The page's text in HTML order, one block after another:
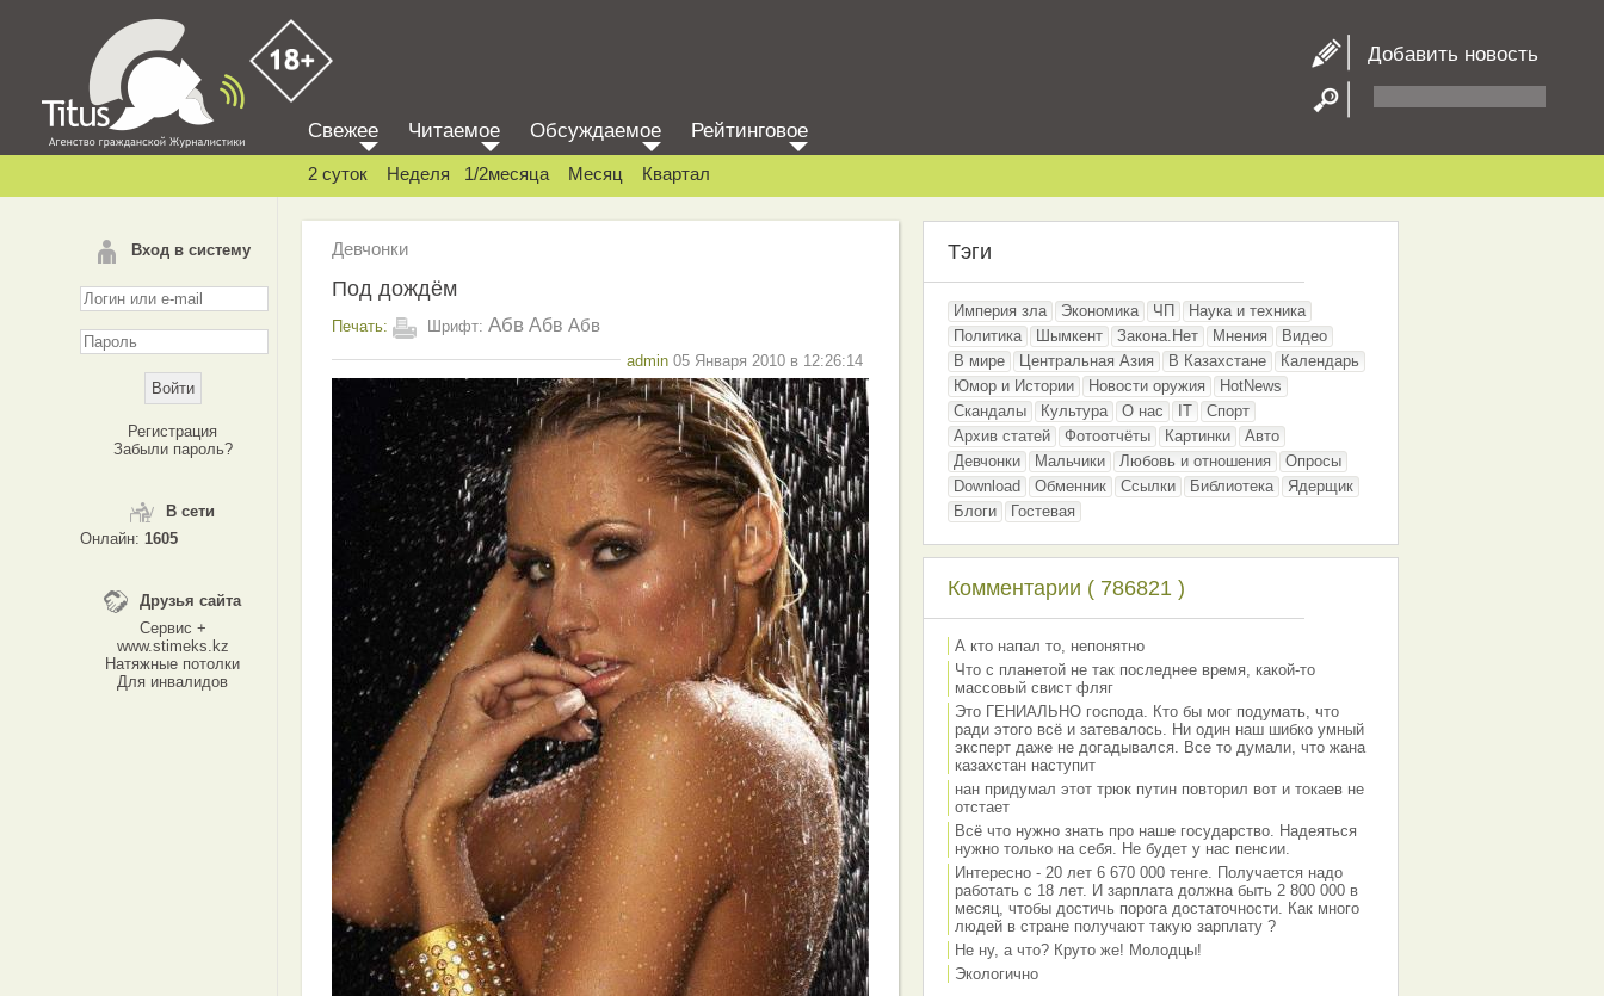
Добавить новость
Вход в систему
Регистрация
Забыли пароль?
В сети
Онлайн: 1605
Друзья сайта
Сервис +
www.stimeks.kz
Натяжные потолки
Для инвалидов
Свежее Читаемое Обсуждаемое Рейтинговое
2 суток Неделя 1/2месяца Месяц Квартал
Девчонки
Под дождём
Печать: Шрифт: Абв Абв Абв
admin 05 Января 2010 в 12:26:14
Тэги
Империя зла Экономика ЧП
Наука и техника
Политика
Шымкент Закона.Нет Мнения
Видео
В мире
Центральная Азия В Казахстане
Календарь
Юмор и Истории
Новости оружия
HotNews
Скандалы
Культура О нас IT
Спорт
Архив статей
Фотоотчёты Картинки
Авто
Девчонки
Мальчики Любовь и отношения
Опросы
Download
Обменник Ссылки Библиотека
Ядерщик
Блоги
Гостевая
Комментарии ( 786821 )
А кто напал то, непонятно
Что с планетой не так последнее время, какой-то
массовый свист фляг
Это ГЕНИАЛЬНО господа. Кто бы мог подумать, что
ради этого всё и затевалось. Ни один наш шибко умный
эксперт даже не догадывался. Все то думали, что жана
казахстан наступит
нан придумал этот трюк путин повторил вот и токаев не
отстает
Всё что нужно знать про наше государство. Надеяться
нужно только на себя. Не будет у нас пенсии.
Интересно - 20 лет 6 670 000 тенге. Получается надо
работать с 18 лет. И зарплата должна быть 2 800 000 в
месяц, чтобы достичь порога достаточности. Как много
людей в стране получают такую зарплату ?
Не ну, а что? Круто же! Молодцы!
Экологично